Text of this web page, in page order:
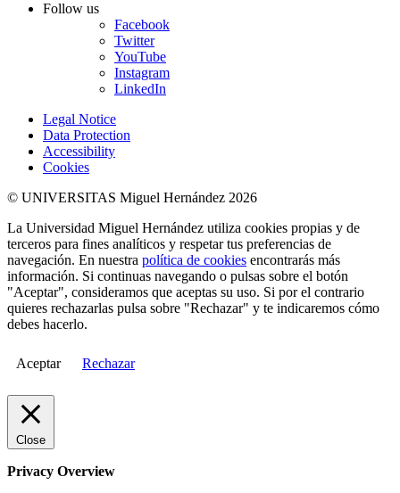
Follow us
Facebook
Twitter
YouTube
Instagram
LinkedIn
Legal Notice
Data Protection
Accessibility
Cookies
© UNIVERSITAS Miguel Hernández 2026
La Universidad Miguel Hernández utiliza cookies propias y de
terceros para fines analíticos y respetar tus preferencias de
navegación. En nuestra política de cookies encontrarás más
información. Si continuas navegando o pulsas sobre el botón
"Aceptar", consideramos que aceptas su uso. Si por el contrario
quieres rechazarlas pulsa sobre "Rechazar" y te indicaremos cómo
debes hacerlo.
Aceptar Rechazar
Close
Privacy Overview